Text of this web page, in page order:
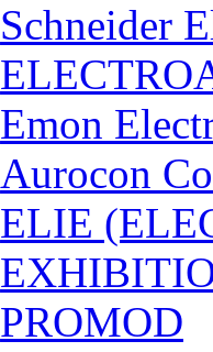
Schneider
Emon
Aurocon
ELIE
PROMOD